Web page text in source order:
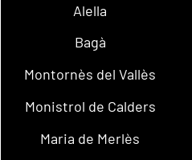
Alella
Bagà
Montornès del Vallès
Monistrol de Calders
Maria de Merlès